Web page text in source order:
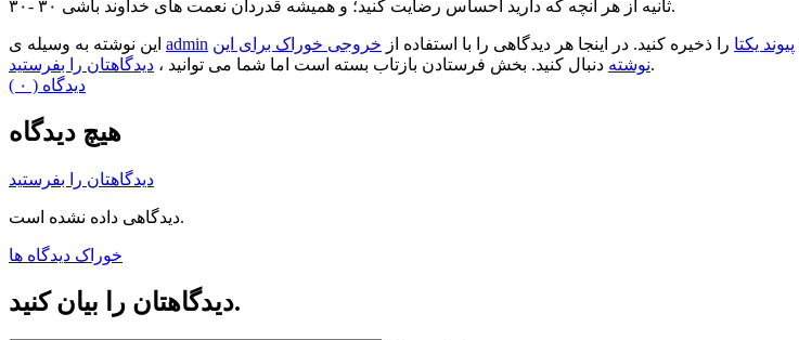
۳۰- ۳۰ ثانیه از هر آنچه که دارید احساس رضایت کنید؛ و همیشه قدردان نعمت های خداوند باشی.
admin پیوند یکتا را ذخیره کنید. در اینجا هر دیدگاهی را با استفاده از خروجی خوراک برای این
نوشته دنبال کنید. بخش فرستادن بازتاب بسته است اما شما می توانید ، دیدگاهتان را بفرستید
.
( ۰ ) دیدگاه
هیچ دیدگاه
دیدگاهتان را بفرستید
دیدگاهی داده نشده است.
خوراک دیدگاه ها
دیدگاهتان را بیان کنید.